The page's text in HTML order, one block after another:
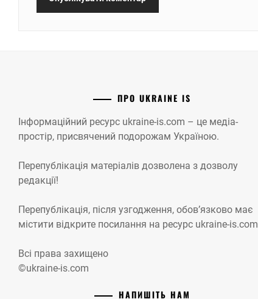
ПРО UKRAINE IS
Інформаційний ресурс ukraine-is.com – це медіа-
простір, присвячений подорожам Україною.
Перепублікація матеріалів дозволена з дозволу
редакції!
Перепублікація, після узгодження, обов’язково має
містити відкрите посилання на ресурс ukraine-is.com
Всі права захищено
©ukraine-is.com
НАПИШІТЬ НАМ